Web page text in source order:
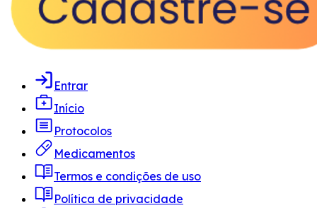
Entrar
Início
Protocolos
Medicamentos
Termos e condições de uso
Política de privacidade